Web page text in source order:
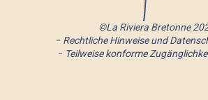
©La Riviera Bretonne
Rechtliche Hinweise und
Teilweise konforme